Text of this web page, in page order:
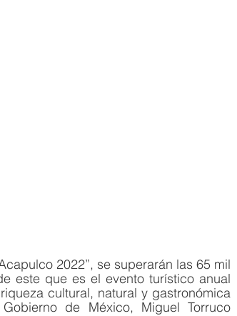
2022”, se superarán las 65 mil
este que es el evento turístico anual
cultural, natural y gastronómica
de México, Miguel Torruco